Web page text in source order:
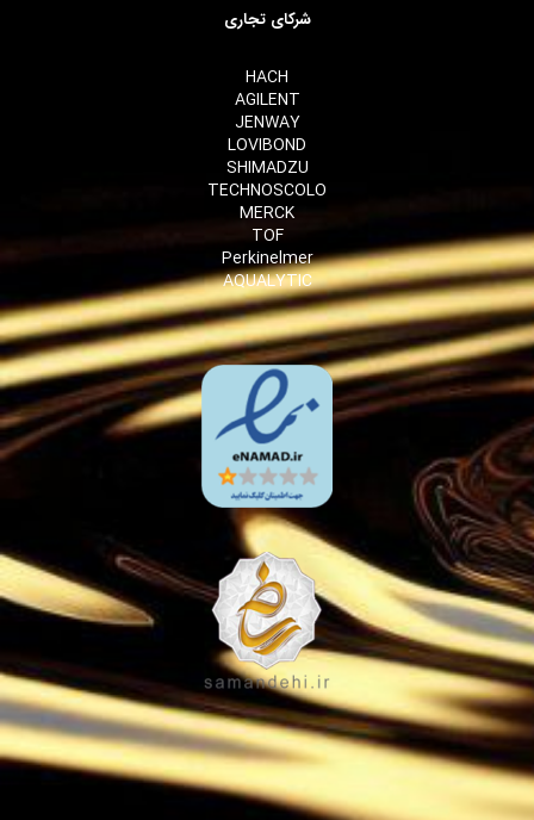
شرکای تجاری
HACH
AGILENT
JENWAY
LOVIBOND
SHIMADZU
TECHNOSCOLO
MERCK
TOF
Perkinelmer
AQUALYTIC